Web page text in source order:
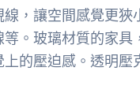
，讓空間感覺更狹
。玻璃材質的家
的壓迫感。透明